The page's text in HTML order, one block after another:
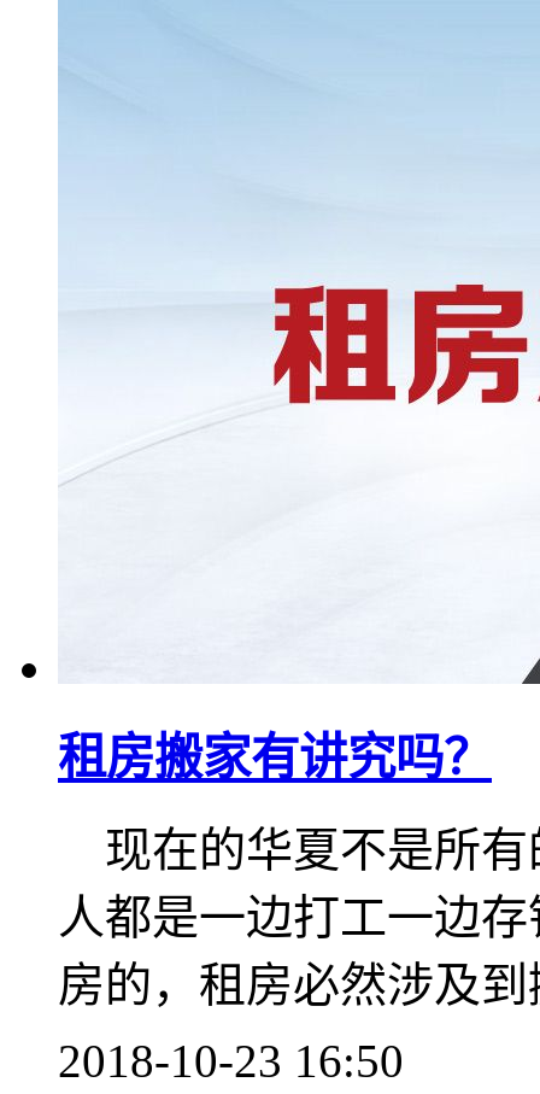
租房搬家有讲究吗？
现在的华夏不是所有
人都是一边打工一边
房的，租房必然涉及
2018-10-23 16:50